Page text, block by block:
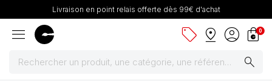
Livraison en point relais offerte dès 99€ d'achat
menu sell pin_drop account_circle shopping_bag
0
search